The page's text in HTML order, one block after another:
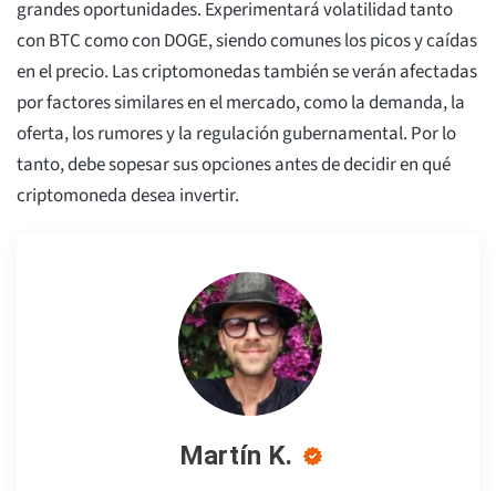
grandes oportunidades. Experimentará volatilidad tanto
con BTC como con DOGE, siendo comunes los picos y caídas
en el precio. Las criptomonedas también se verán afectadas
por factores similares en el mercado, como la demanda, la
oferta, los rumores y la regulación gubernamental. Por lo
tanto, debe sopesar sus opciones antes de decidir en qué
criptomoneda desea invertir.
Martín K.